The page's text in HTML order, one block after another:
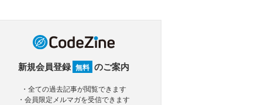
新規会員登録 無料 のご案内
・全ての過去記事が閲覧できます
・会員限定メルマガを受信できます